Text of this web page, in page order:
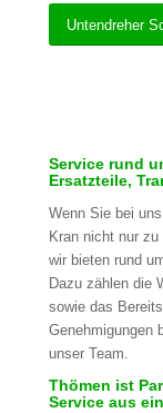
Untendreher
Service rund
Ersatzteile,
Wenn Sie bei
Kran nicht nur
wir bieten rund
Dazu zählen die
sowie das
Genehmigungen
unser Team.
Thömen ist
Service aus